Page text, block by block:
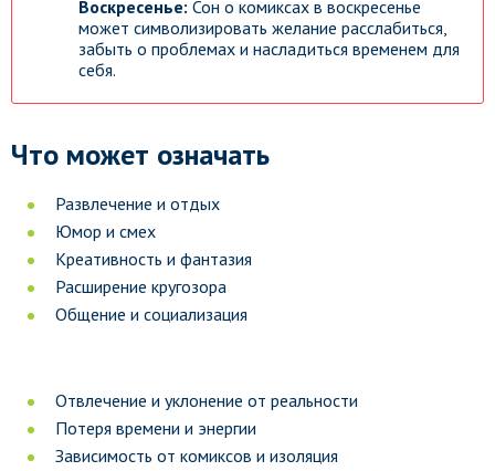
Воскресенье: Сон о комиксах в воскресенье
может символизировать желание расслабиться,
забыть о проблемах и насладиться временем для
себя.
Что может означать
Развлечение и отдых
Юмор и смех
Креативность и фантазия
Расширение кругозора
Общение и социализация
Отвлечение и уклонение от реальности
Потеря времени и энергии
Зависимость от комиксов и изоляция